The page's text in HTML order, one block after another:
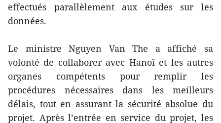
effectués parallèlement aux études sur les
données.
Le ministre Nguyen Van The a affiché sa
volonté de collaborer avec Hanoï et les autres
organes compétents pour remplir les
procédures nécessaires dans les meilleurs
délais, tout en assurant la sécurité absolue du
projet. Après l’entrée en service du projet, les